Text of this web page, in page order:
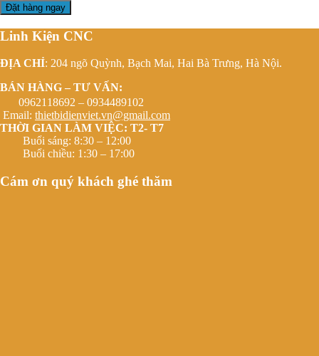
Đặt hàng ngay
Linh Kiện CNC
ĐỊA CHỈ: 204 ngõ Quỳnh, Bạch Mai, Hai Bà Trưng, Hà Nội.
BÁN HÀNG – TƯ VẤN:
0962118692 – 0934489102
Email: thietbidienviet.vn@gmail.com
THỜI GIAN LÀM VIỆC: T2- T7
Buổi sáng: 8:30 – 12:00
Buổi chiều: 1:30 – 17:00
Cám ơn quý khách ghé thăm